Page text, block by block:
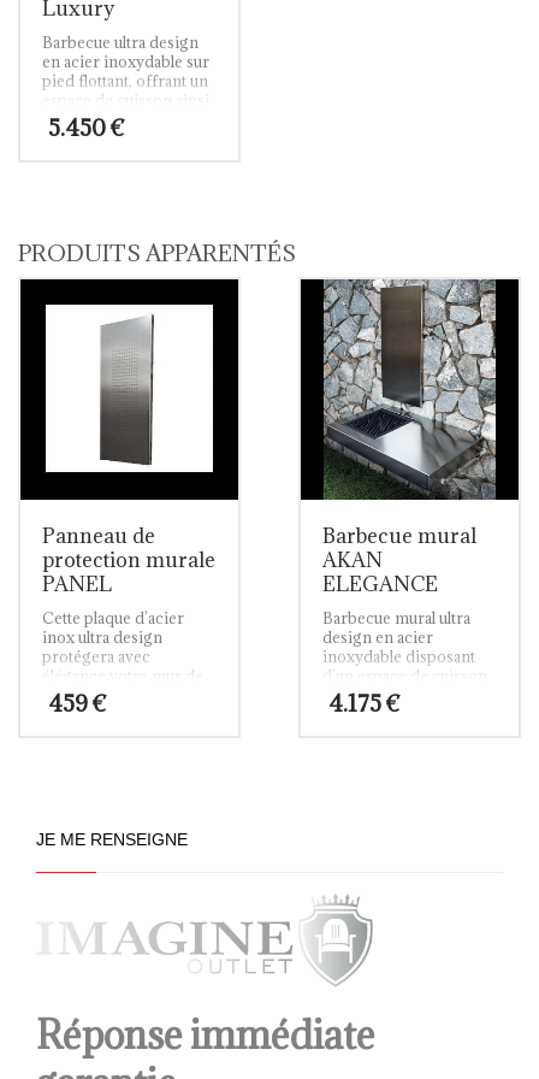
Luxury
Barbecue ultra design
en acier inoxydable sur
pied flottant, offrant un
espace de cuisson ainsi
qu’un plan de travail.
5.450€
PRODUITS APPARENTÉS
Panneau de
protection murale
PANEL
Cette plaque d’acier
inox ultra design
protégera avec
élégance votre mur de
toute trace de fumée et
de gras provoquée par
459€
Barbecue mural
AKAN
ELEGANCE
Barbecue mural ultra
design en acier
inoxydable disposant
d’un espace de cuisson
et d’un plan de travail.
4.175€
JE ME RENSEIGNE
Réponse immédiate